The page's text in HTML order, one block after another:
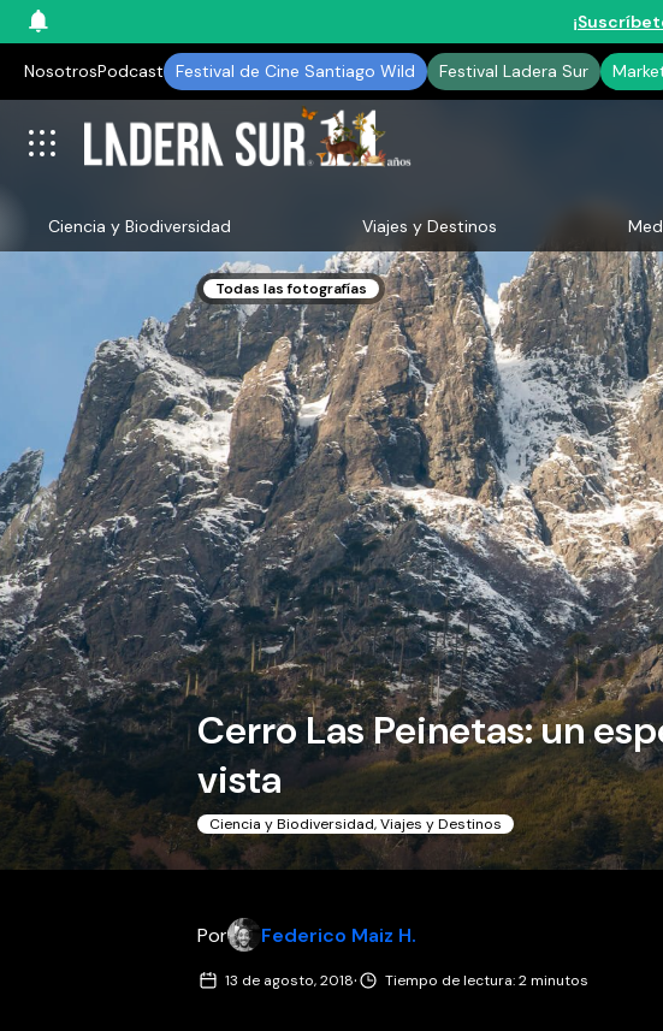
NosotrosPodcast Festival de Cine Santiago Wild Festival Ladera Sur
Ciencia y Biodiversidad Viajes y Destinos
Todas las fotografías
Cerro Las Peinetas: un
vista
Ciencia y Biodiversidad,Viajes y Destinos
Por Federico Maiz H.
13 de agosto, 2018· Tiempo de lectura: 2 minutos